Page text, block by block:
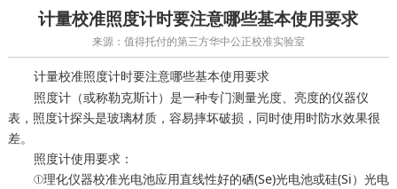
计量校准照度计时要注意哪些基本使用要求
来源：值得托付的第三方华中公正校准实验室
计量校准照度计时要注意哪些基本使用要求
照度计（或称勒克斯计）是一种专门测量光度、亮度的仪器仪
表，照度计探头是玻璃材质，容易摔坏破损，同时使用时防水效果很
差。
照度计使用要求：
①理化仪器校准光电池应用直线性好的硒(Se)光电池或硅(Si）光电